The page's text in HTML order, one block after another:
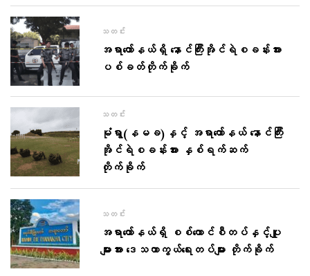
သတင်း
အရာတော်နယ်ရှိ နောင်ကြီးအိုင်ရဲစခန်းအား
ပစ်ခတ်တိုက်ခိုက်
သတင်း
မုံရွာ(နမခ)နှင့် အရာတော်နယ် နောင်ကြီး
အိုင်ရဲစခန်းအား နှစ်ရက်ဆက်
တိုက်ခိုက်
သတင်း
အရာတော်နယ်ရှိ စစ်ကောင်စီတပ်နှင့်ပျူ
များအား ဒေသကာကွယ်ရေးတပ်များ တိုက်ခိုက်